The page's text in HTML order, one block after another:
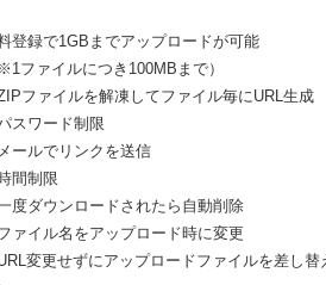
登録で1GBまでアップロードが可能
※1ファイルにつき100MBまで）
ファイルを解凍してファイル毎にURL生成
スワード制限
ールでリンクを送信
間制限
度ダウンロードされたら自動削除
ァイル名をアップロード時に変更
変更せずにアップロードファイルを差し替